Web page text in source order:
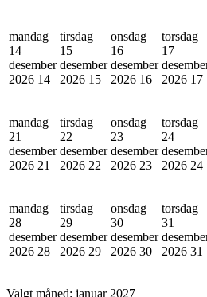
mandag
14
desember
2026 14
tirsdag
15
desember
2026 15
onsdag
16
desember
2026 16
torsdag
17
2026 17
mandag
21
desember
2026 21
tirsdag
22
desember
2026 22
onsdag
23
desember
2026 23
torsdag
24
2026 24
mandag
28
desember
2026 28
tirsdag
29
desember
2026 29
onsdag
30
desember
2026 30
torsdag
31
2026 31
Valgt måned: januar 2027